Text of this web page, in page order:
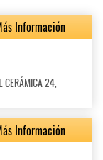
Información
24,
Información